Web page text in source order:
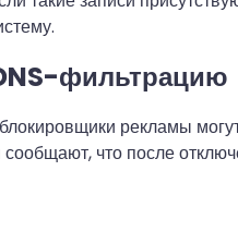
фильтрацию
рекламы
что после